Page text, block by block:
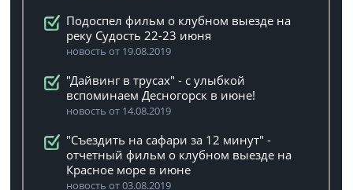
Подоспел фильм о клубном выезде на
реку Судость 22-23 июня
новость от 19.08.2019
"Дайвинг в трусах" - с улыбкой
вспоминаем Десногорск в июне!
новость от 14.08.2019
"Съездить на сафари за 12 минут" -
отчетный фильм о клубном выезде на
Красное море в июне
новость от 03.08.2019